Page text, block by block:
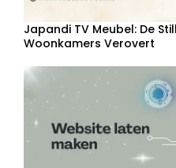
Japandi TV Meubel: De
Woonkamers Verovert